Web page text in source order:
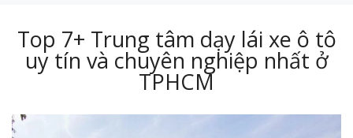
Top 7+ Trung tâm dạy lái xe ô tô
uy tín và chuyên nghiệp nhất ở
TPHCM